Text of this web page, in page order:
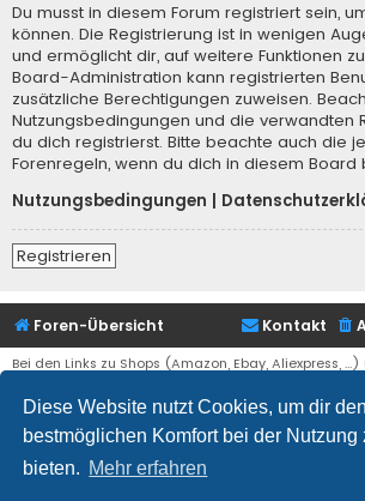
Diese Website nutzt Cookies, um dir den
bestmöglichen Komfort bei der Nutzung
bieten. Mehr erfahren
Du musst in diesem Forum registriert sein,
können. Die Registrierung ist in wenigen
und ermöglicht dir, auf weitere Funktionen
Board-Administration kann registrierten
zusätzliche Berechtigungen zuweisen.
Nutzungsbedingungen und die verwandten
du dich registrierst. Bitte beachte auch die
Forenregeln, wenn du dich in diesem Board
Nutzungsbedingungen
Registrieren
Foren-Übersicht Kontakt
Bei den Links zu Shops (Amazon, Ebay, Aliexpress,
Stern (*) markiert sind, kann es sich um
den Kauf eines Produktes über einen
Umsatzbeteiligung gutgeschrieben. Für euch bleibt
Einnahmen helfen die Hostgebühren für
reduzieren.